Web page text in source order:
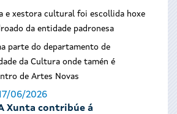
e xestora cultural foi escollida hoxe
da entidade padronesa
parte do departamento de
da Cultura onde tamén é
de Artes Novas
06/2026
Xunta contribúe á